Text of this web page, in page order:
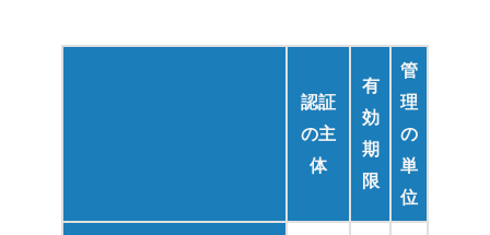
認証
の主
体
有
効
期
限
管
理
の
単
位